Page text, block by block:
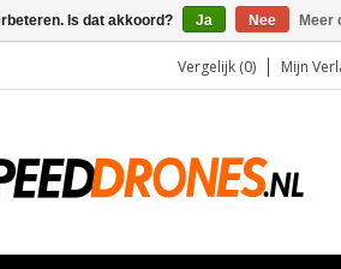
Vergelijk (0) Mijn
Is dat akkoord? Ja Nee Meer